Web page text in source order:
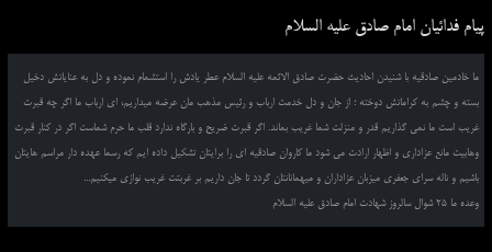
پیام فدائیان امام صادق علیه السلام
ما خادمین صادقیه با شنیدن احادیث حضرت صادق الائمه علیه السلام عطر یادش را استشمام نموده و دل به عنایاتش دخیل
بسته و چشم به کراماتش دوخته ؛ از جان و دل خدمت ارباب و رئیس مذهب مان عرضه میداریم، ای ارباب ما اگر چه قبرت
غریب است ما نمی گذاریم قدر و منزلت شما غریب بماند. اگر قبرت ضریح و بارگاه ندارد قلب ما حرم شماست اگر در کنار قبرت
وهابیت مانع عزاداری و اظهار ارادت می شود ما کاروان صادقیه ای را برایتان تشکیل داده ایم که رسما عهده دار مراسم هایتان
باشیم و ناله سرای جعفری میزبان عزاداران و میهمانانتان گردد تا جان داریم بر غربتت غریب نوازی میکنیم...
وعده ما 25 شوال سالروز شهادت امام صادق علیه السلام